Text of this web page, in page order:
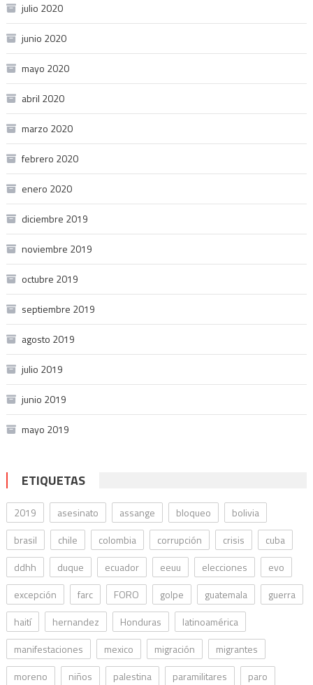
julio 2020
junio 2020
mayo 2020
abril 2020
marzo 2020
febrero 2020
enero 2020
diciembre 2019
noviembre 2019
octubre 2019
septiembre 2019
agosto 2019
julio 2019
junio 2019
mayo 2019
ETIQUETAS
2019 asesinato assange bloqueo
bolivia
brasil
chile colombia corrupción crisis
cuba
ddhh
duque ecuador eeuu elecciones
evo
excepción
farc FORO golpe guatemala
guerra
haití
hernandez Honduras
latinoamérica
manifestaciones
mexico migración
migrantes
moreno
niños palestina paramilitares paro